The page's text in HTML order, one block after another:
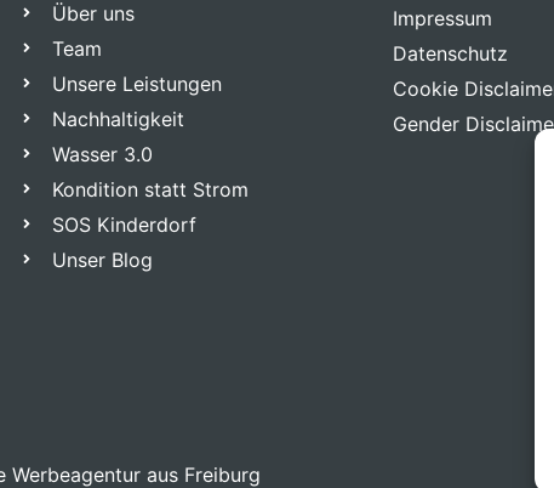
Über uns
Team
Unsere Leistungen
Nachhaltigkeit
Wasser 3.0
Kondition statt Strom
SOS Kinderdorf
Unser Blog
Impressum
Datenschutz
Cookie
Gender
aus Freiburg